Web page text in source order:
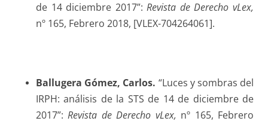
de 14 diciembre 2017”:Revista de Derecho vLex,
nº 165, Febrero 2018, [VLEX-704264061].
Ballugera Gómez, Carlos. “Luces y sombras del
IRPH: análisis de la STS de 14 de diciembre de
2017”:Revista de Derecho vLex, nº 165, Febrero